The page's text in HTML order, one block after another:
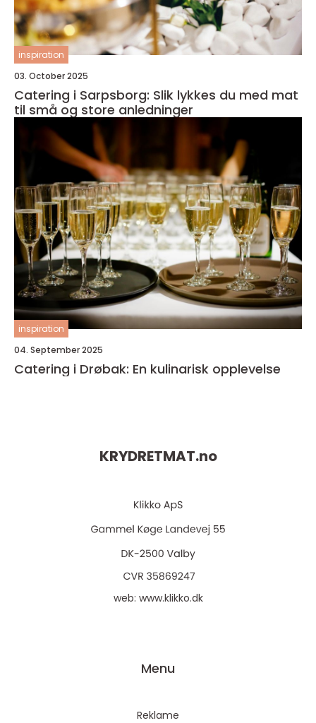
inspiration
03. October 2025
Catering i Sarpsborg: Slik lykkes du med mat
til små og store anledninger
inspiration
04. September 2025
Catering i Drøbak: En kulinarisk opplevelse
KRYDRETMAT.no
web: www.klikko.dk
Menu
Reklame